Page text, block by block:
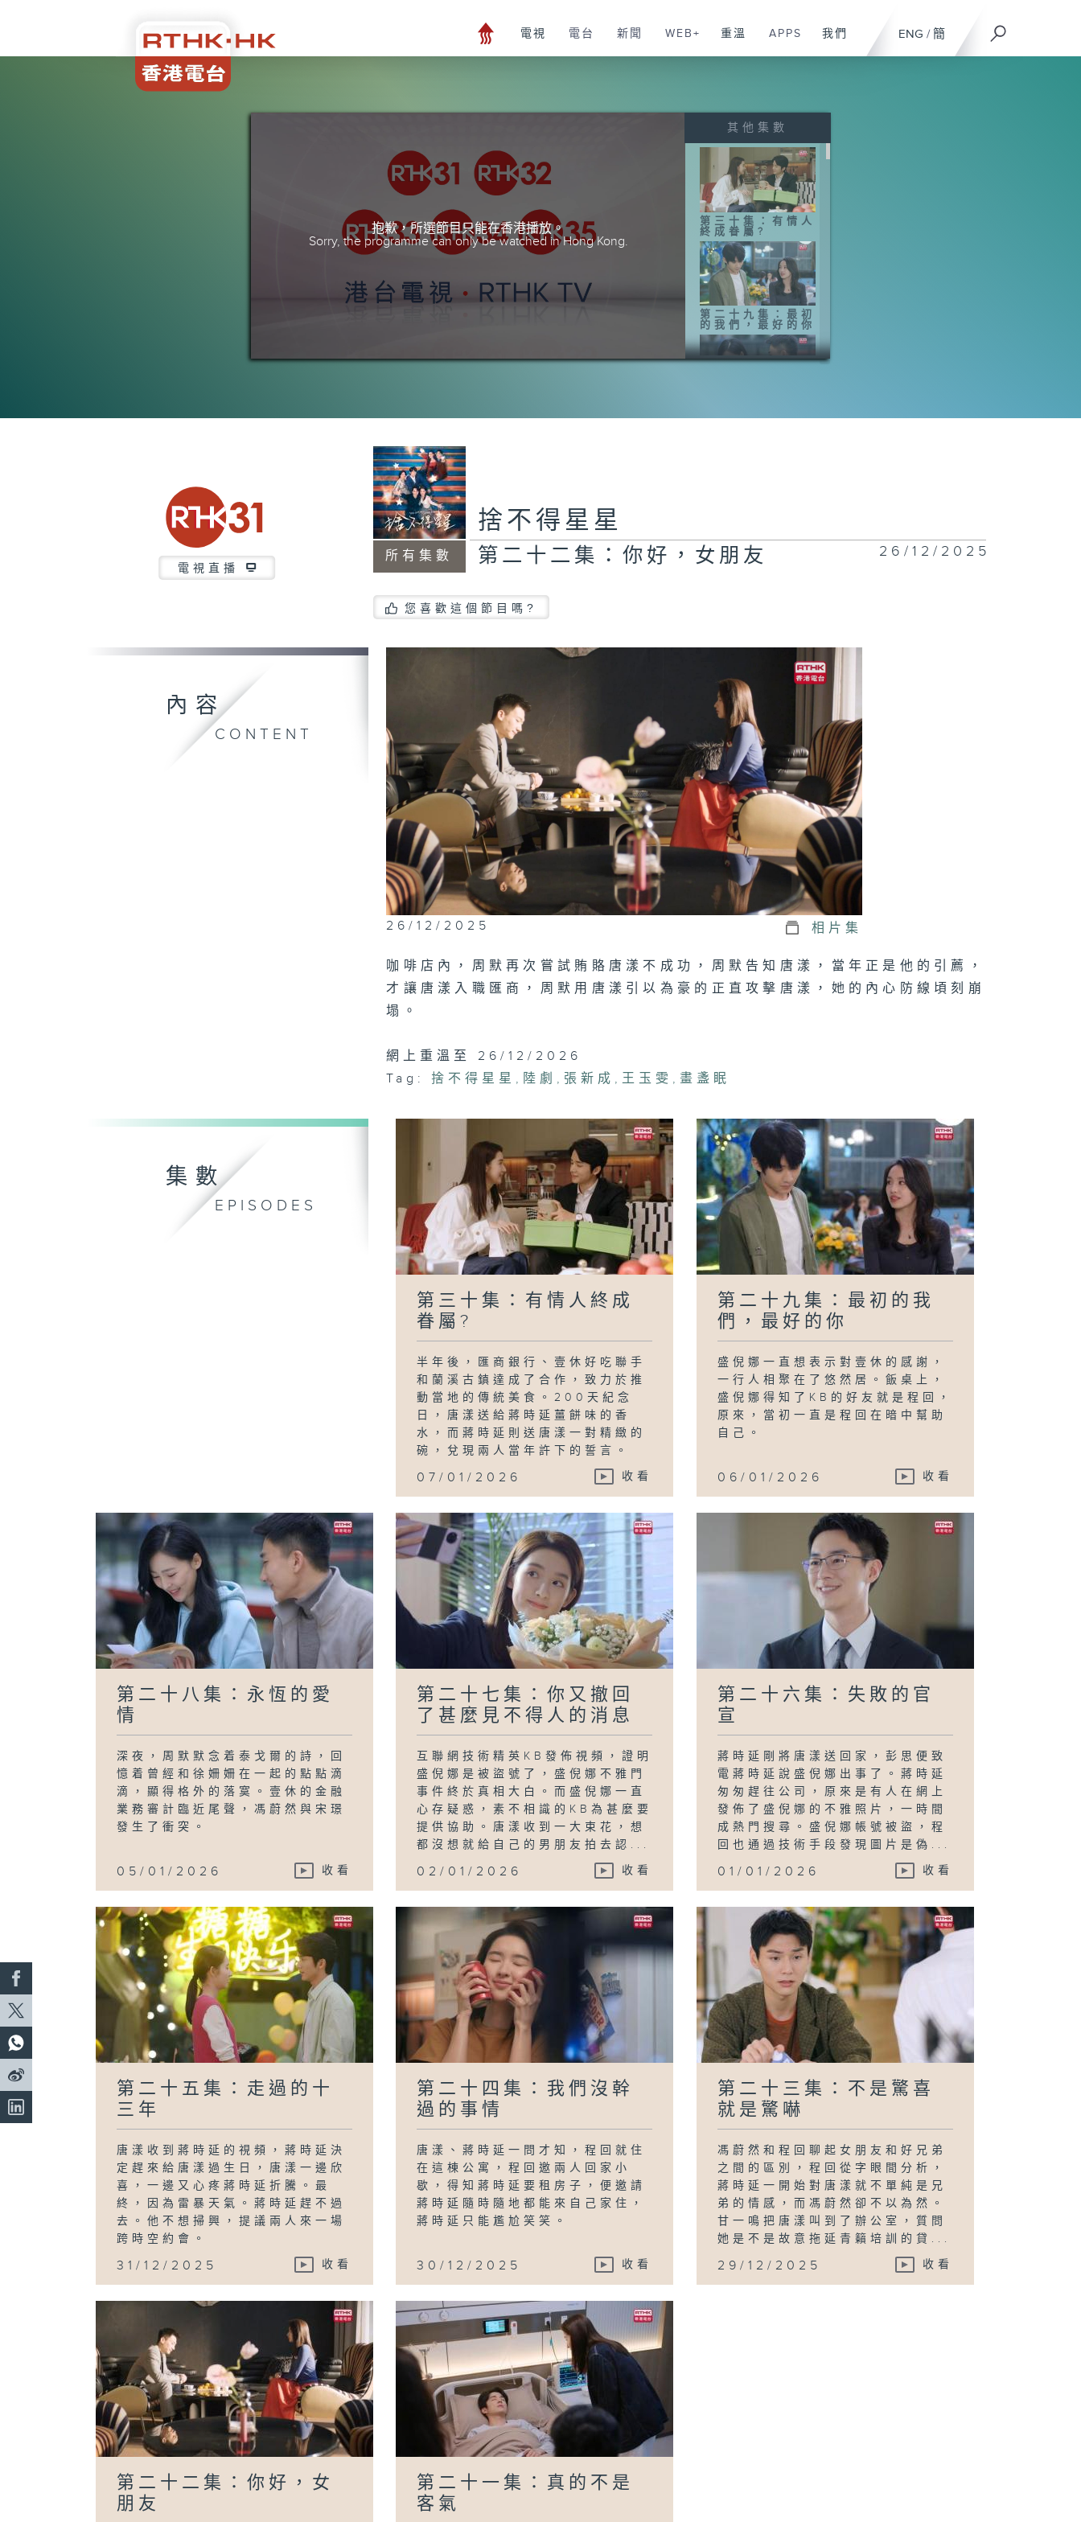
ENG / 簡
電視 電台 新聞 WEB+ 重溫 APPS 我們
抱歉，所選節目只能在香港播放。
Sorry, the programme can only be watched in Hong Kong.
其他集數
第三十集：有情人
終成眷屬?
第二十九集：最初
的我們，最好的你
的愛情
第二十五集：走過
的十三年
第二十四集：我們
沒幹過的事情
第二十三集：不是
驚喜就是驚嚇
第二十一集：真的
不是客氣
第二十集：紅色愛
心和粉色愛心的區
電視直播
所有集數
捨不得星星
第二十二集：你好，女朋友 26/12/2025
您喜歡這個節目嗎?
內容
CONTENT
26/12/2025 相片集
咖啡店內，周默再次嘗試賄賂唐漾不成功，周默告知唐漾，當年正是他的引薦，
才讓唐漾入職匯商，周默用唐漾引以為豪的正直攻擊唐漾，她的內心防線頃刻崩
塌。
網上重溫至 26/12/2026
Tag:
捨不得星星 , 陸劇 , 張新成 ,王玉雯 ,畫盞眠
集數
EPISODES
第三十集：有情人終成
眷屬?
半年後，匯商銀行、壹休好吃聯手
和蘭溪古鎮達成了合作，致力於推
動當地的傳統美食。200天紀念
日，唐漾送給蔣時延薑餅味的香
水，而蔣時延則送唐漾一對精緻的
碗，兌現兩人當年許下的誓言。
07/01/2026 收看
第二十九集：最初的我
們，最好的你
盛倪娜一直想表示對壹休的感謝，
一行人相聚在了悠然居。飯桌上，
盛倪娜得知了KB的好友就是程回，
原來，當初一直是程回在暗中幫助
自己。
06/01/2026 收看
第二十八集：永恆的愛
情
深夜，周默默念着泰戈爾的詩，回
憶着曾經和徐姍姍在一起的點點滴
滴，顯得格外的落寞。壹休的金融
業務審計臨近尾聲，馮蔚然與宋璟
發生了衝突。
05/01/2026 收看
第二十七集：你又撤回
了甚麼見不得人的消息
互聯網技術精英KB發佈視頻，證明
盛倪娜是被盜號了，盛倪娜不雅門
事件終於真相大白。而盛倪娜一直
心存疑惑，素不相識的KB為甚麼要
提供協助。唐漾收到一大束花，想
都沒想就給自己的男朋友拍去認...
02/01/2026 收看
第二十六集：失敗的官
宣
蔣時延剛將唐漾送回家，彭思便致
電蔣時延說盛倪娜出事了。蔣時延
匆匆趕往公司，原來是有人在網上
發佈了盛倪娜的不雅照片，一時間
成熱門搜尋。盛倪娜帳號被盜，程
回也通過技術手段發現圖片是偽...
01/01/2026 收看
第二十五集：走過的十
三年
唐漾收到蔣時延的視頻，蔣時延決
定趕來給唐漾過生日，唐漾一邊欣
喜，一邊又心疼蔣時延折騰。最
終，因為雷暴天氣。蔣時延趕不過
去。他不想掃興，提議兩人來一場
跨時空約會。
31/12/2025 收看
第二十四集：我們沒幹
過的事情
唐漾、蔣時延一問才知，程回就住
在這棟公寓，程回邀兩人回家小
歇，得知蔣時延要租房子，便邀請
蔣時延隨時隨地都能來自己家住，
蔣時延只能尷尬笑笑。
30/12/2025 收看
第二十三集：不是驚喜
就是驚嚇
馮蔚然和程回聊起女朋友和好兄弟
之間的區別，程回從字眼間分析，
蔣時延一開始對唐漾就不單純是兄
弟的情感，而馮蔚然卻不以為然。
甘一鳴把唐漾叫到了辦公室，質問
她是不是故意拖延青籟培訓的貸...
29/12/2025 收看
第二十二集：你好，女
朋友
第二十一集：真的不是
客氣